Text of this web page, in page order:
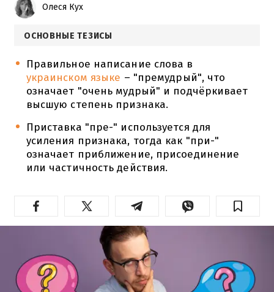
Олеся Кух
ОСНОВНЫЕ ТЕЗИСЫ
Правильное написание слова в
украинском языке – "премудрый", что
означает "очень мудрый" и подчёркивает
высшую степень признака.
Приставка "пре-" используется для
усиления признака, тогда как "при-"
означает приближение, присоединение
или частичность действия.